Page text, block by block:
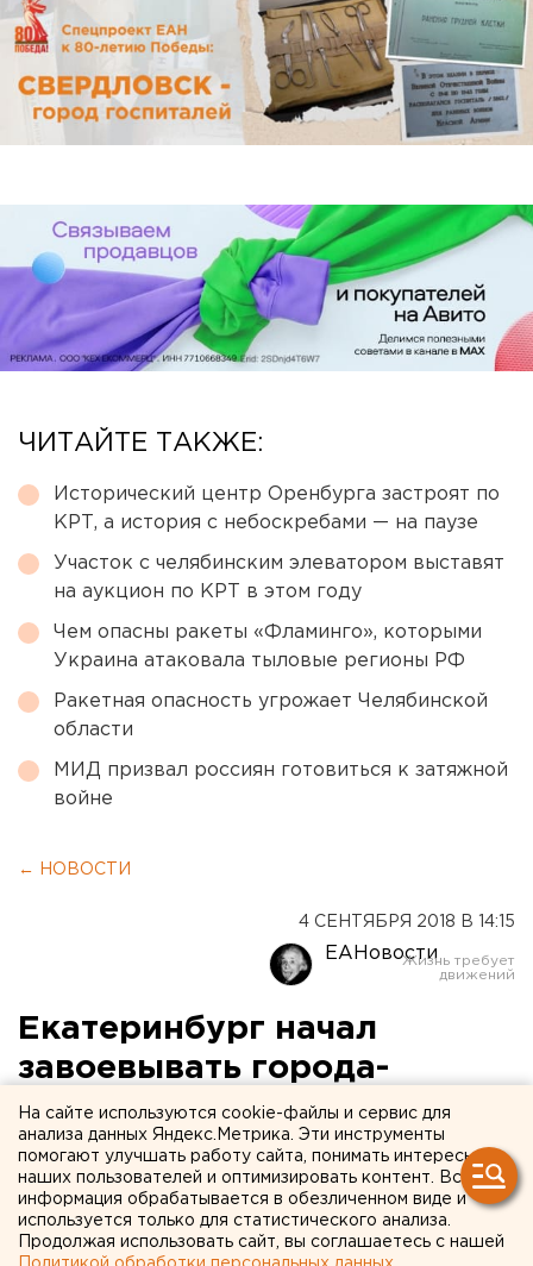
ЧИТАЙТЕ ТАКЖЕ:
Исторический центр Оренбурга застроят по
КРТ, а история с небоскребами — на паузе
Участок с челябинским элеватором выставят
на аукцион по КРТ в этом году
Чем опасны ракеты «Фламинго», которыми
Украина атаковала тыловые регионы РФ
Ракетная опасность угрожает Челябинской
области
МИД призвал россиян готовиться к затяжной
войне
← НОВОСТИ
4 СЕНТЯБРЯ 2018 В 14:15
ЕАНовости
Екатеринбург начал
завоевывать города-
спутники с помощью «Е-
Карты»
На сайте используются cookie-файлы и сервис для
анализа данных Яндекс.Метрика. Эти инструменты
помогают улучшать работу сайта, понимать интересы
наших пользователей и оптимизировать контент. Вся
информация обрабатывается в обезличенном виде и
используется только для статистического анализа.
Продолжая использовать сайт, вы соглашаетесь с нашей